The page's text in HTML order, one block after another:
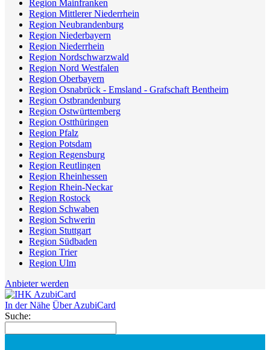
Region Mainfranken
Region Mittlerer Niederrhein
Region Neubrandenburg
Region Niederbayern
Region Niederrhein
Region Nordschwarzwald
Region Nord Westfalen
Region Oberbayern
Region Osnabrück - Emsland - Grafschaft Bentheim
Region Ostbrandenburg
Region Ostwürttemberg
Region Ostthüringen
Region Pfalz
Region Potsdam
Region Regensburg
Region Reutlingen
Region Rheinhessen
Region Rhein-Neckar
Region Rostock
Region Schwaben
Region Schwerin
Region Stuttgart
Region Südbaden
Region Trier
Region Ulm
Anbieter werden
In der Nähe Über AzubiCard
Suche: